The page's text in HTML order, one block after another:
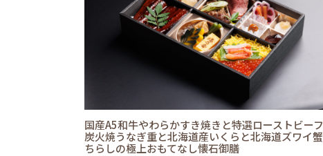
国産A5和牛やわらかすき焼きと特選ローストビーフ
炭火焼うなぎ重と北海道産いくらと北海道ズワイ蟹
ちらしの極上おもてなし懐石御膳